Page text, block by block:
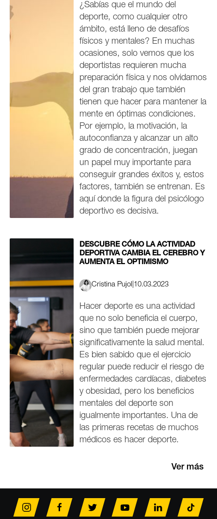
¿Sabías que el mundo del
deporte, como cualquier otro
ámbito, está lleno de desafíos
físicos y mentales? En muchas
ocasiones, solo vemos que los
deportistas requieren mucha
preparación física y nos olvidamos
del gran trabajo que también
tienen que hacer para mantener la
mente en óptimas condiciones.
Por ejemplo, la motivación, la
autoconfianza y alcanzar un alto
grado de concentración, juegan
un papel muy importante para
conseguir grandes éxitos y, estos
factores, también se entrenan. Es
aquí donde la figura del psicólogo
deportivo es decisiva.
DESCUBRE CÓMO LA ACTIVIDAD
DEPORTIVA CAMBIA EL CEREBRO Y
AUMENTA EL OPTIMISMO
Cristina Pujol 10.03.2023
Hacer deporte es una actividad
que no solo beneficia el cuerpo,
sino que también puede mejorar
significativamente la salud mental.
Es bien sabido que el ejercicio
regular puede reducir el riesgo de
enfermedades cardíacas, diabetes
y obesidad, pero los beneficios
mentales del deporte son
igualmente importantes. Una de
las primeras recetas de muchos
médicos es hacer deporte.
Ver más